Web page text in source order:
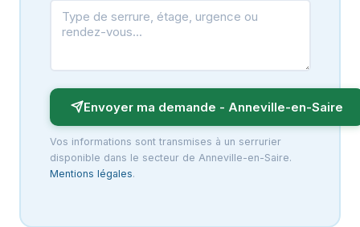
Envoyer ma demande - Anneville-en-Saire
Vos informations sont transmises à un serrurier
disponible dans le secteur de Anneville-en-Saire.
Mentions légales.